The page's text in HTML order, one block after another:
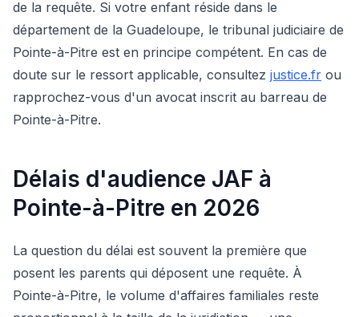
de la requête. Si votre enfant réside dans le
département de la Guadeloupe, le tribunal judiciaire de
Pointe-à-Pitre est en principe compétent. En cas de
doute sur le ressort applicable, consultez justice.fr ou
rapprochez-vous d'un avocat inscrit au barreau de
Pointe-à-Pitre.
Délais d'audience JAF à
Pointe-à-Pitre en 2026
La question du délai est souvent la première que
posent les parents qui déposent une requête. À
Pointe-à-Pitre, le volume d'affaires familiales reste